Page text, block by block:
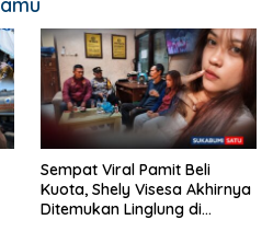
Sempat Viral Pamit Beli
Kuota, Shely Visesa Akhirnya
Ditemukan Linglung di